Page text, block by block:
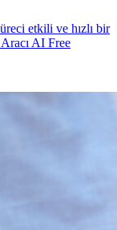
etkili ve hızlı bir
AI Free